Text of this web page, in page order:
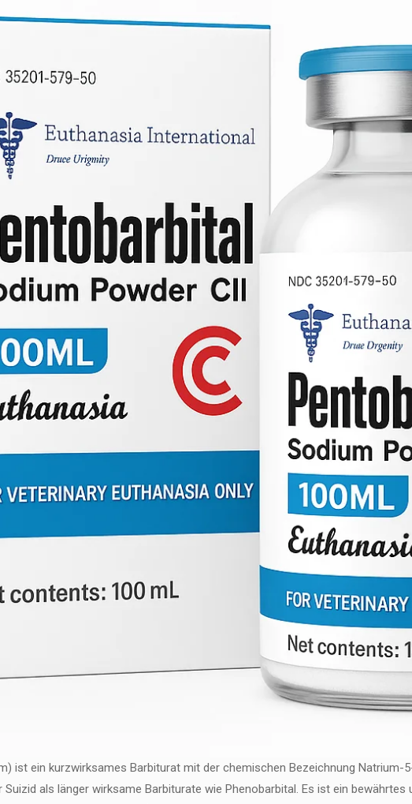
ist ein kurzwirksames Barbiturat mit der chemischen Bezeichnung Natrium-
als länger wirksame Barbiturate wie Phenobarbital. Es ist ein bewährtes